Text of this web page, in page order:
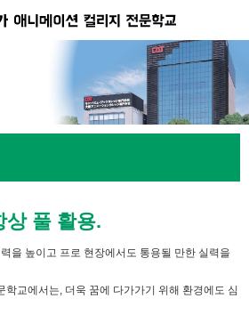
상 풀 활용.
을 높이고 프로 현장에서도 통용될 만한 실력을
학교에서는, 더욱 꿈에 다가가기 위해 환경에도 심